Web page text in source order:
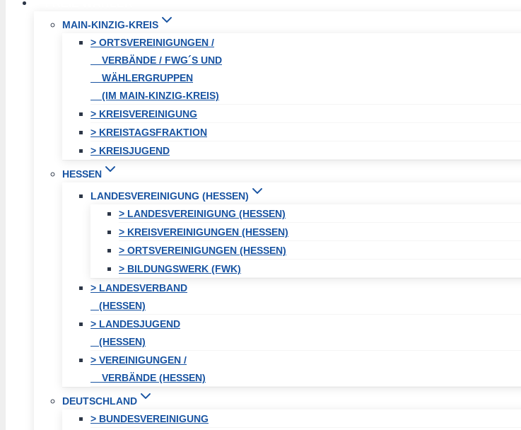
MAIN-KINZIG-KREIS
> ORTSVEREINIGUNGEN /
VERBÄNDE / FWG´S UND
WÄHLERGRUPPEN
(IM MAIN-KINZIG-KREIS)
> KREISVEREINIGUNG
> KREISTAGSFRAKTION
> KREISJUGEND
HESSEN
LANDESVEREINIGUNG (HESSEN)
> LANDESVEREINIGUNG (HESSEN)
> KREISVEREINIGUNGEN (HESSEN)
> ORTSVEREINIGUNGEN (HESSEN)
> BILDUNGSWERK (FWK)
> LANDESVERBAND
(HESSEN)
> LANDESJUGEND
(HESSEN)
> VEREINIGUNGEN /
VERBÄNDE (HESSEN)
DEUTSCHLAND
> BUNDESVEREINIGUNG